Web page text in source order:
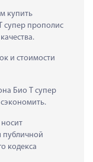
купить
супер прополис
и стоимости
Био Т супер
публичной
кодекса